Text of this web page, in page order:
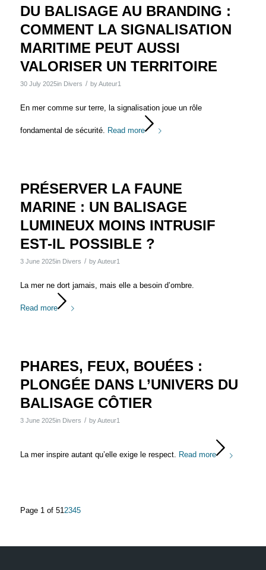
DU BALISAGE AU BRANDING :
COMMENT LA SIGNALISATION
MARITIME PEUT AUSSI
VALORISER UN TERRITOIRE
30 July 2025in Divers / byAuteur1
En mer comme sur terre, la signalisation joue un rôle
fondamental de sécurité. Read more
PRÉSERVER LA FAUNE
MARINE : UN BALISAGE
LUMINEUX MOINS INTRUSIF
EST-IL POSSIBLE ?
3 June 2025in Divers / byAuteur1
La mer ne dort jamais, mais elle a besoin d’ombre.
Read more
PHARES, FEUX, BOUÉES :
PLONGÉE DANS L’UNIVERS DU
BALISAGE CÔTIER
3 June 2025in Divers / byAuteur1
La mer inspire autant qu’elle exige le respect. Read more
Page 1 of 51 2345